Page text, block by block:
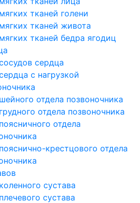
тканей голени
тканей живота
тканей бедра ягодиц
сердца
с нагрузкой
отдела позвоночника
отдела позвоночника
отдела
крестцового отдела
сустава
сустава